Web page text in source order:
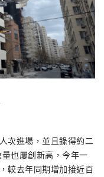
次進場，並且錄得約二
也屢創新高，今年一
較去年同期增加接近百